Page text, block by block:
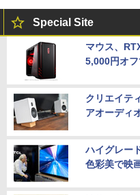
Special Site
マウス、
5,000円オフ
クリエイテ
アオーディ
ハイグレー
色彩美で映